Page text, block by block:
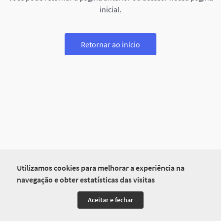
Utilizamos cookies para melhorar a experiência na
navegação e obter estatísticas das visitas
Aceitar e fechar
inicial.
Retornar ao início